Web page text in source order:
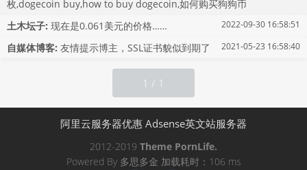
枚,dogecoin buy,how to buy dogecoin,如何购买狗狗币
土木坛子: 现在是0.061美元的价格…… 2022-09-30 16:58:51
自媒体博客: 友情提示博主，SSL证书貌似到期了 2021-05-23 16:58:40
1 / 1
阿里云服务器优惠 Adsense英文站服务器
2012-2019 Theme PornLife.
Powered By 多思多金 加载耗时：106 ms